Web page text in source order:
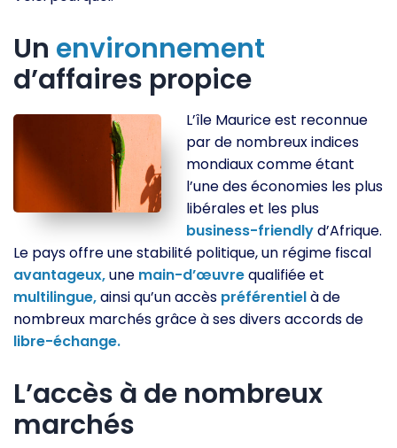
Un environnement
d’affaires propice
L’île Maurice est reconnue
par de nombreux indices
mondiaux comme étant
l’une des économies les plus
libérales et les plus
business-friendlyd’Afrique.
Le pays offre une stabilité politique, un régime fiscal
avantageux,une main-d’œuvrequalifiée et
multilingue,ainsi qu’un accès préférentielà de
nombreux marchés grâce à ses divers accords de
libre-échange.
L’accès à de nombreux
marchés